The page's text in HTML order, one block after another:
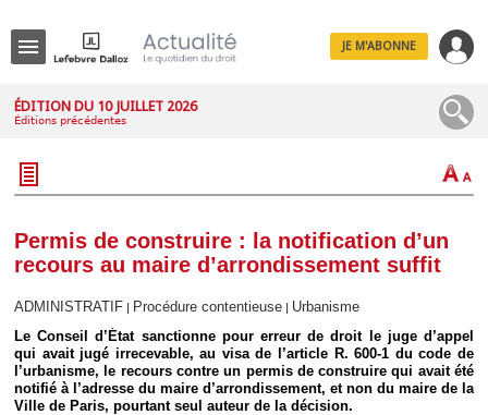
JE M'ABONNE
ÉDITION DU 10 JUILLET 2026
Éditions précédentes
Permis de construire : la notification d’un
recours au maire d’arrondissement suffit
ADMINISTRATIF Procédure contentieuse
Urbanisme
Le Conseil d’État sanctionne pour erreur de droit le juge d’appel
qui avait jugé irrecevable, au visa de l’article R. 600-1 du code de
l’urbanisme, le recours contre un permis de construire qui avait été
notifié à l’adresse du maire d’arrondissement, et non du maire de la
Ville de Paris, pourtant seul auteur de la décision.